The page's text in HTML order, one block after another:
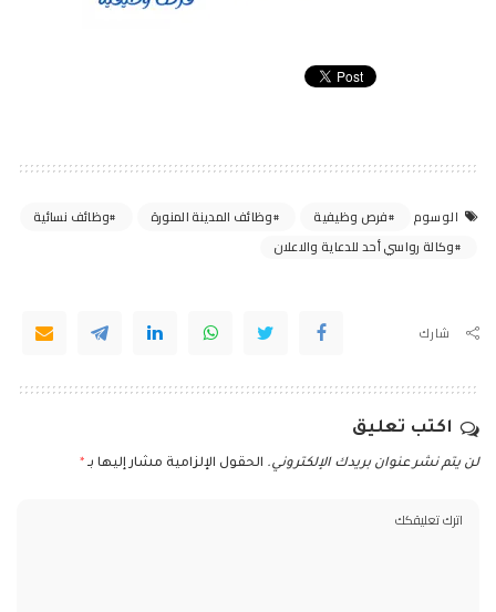
الوسوم فرص وظيفية وظائف المدينة المنورة
وظائف نسائية
وكالة رواسي أحد للدعاية والاعلان
شارك
اكتب تعليق
لن يتم نشر عنوان بريدك الإلكتروني. الحقول الإلزامية مشار إليها بـ *